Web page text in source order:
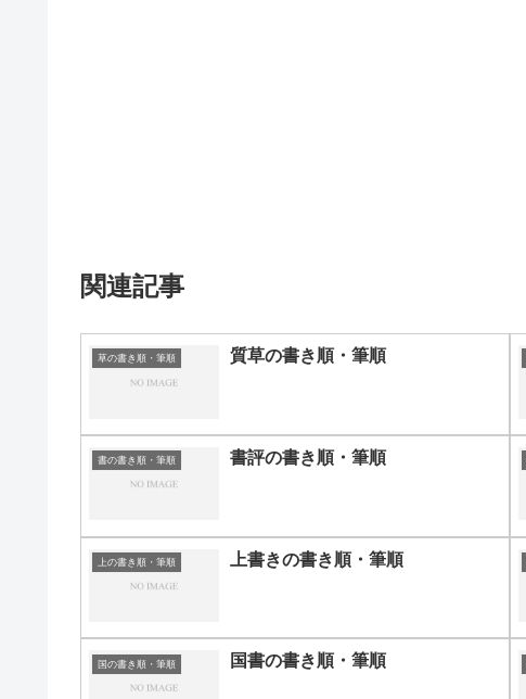
関連記事
草の書き順・筆順 質草の書き順・筆順
書の書き順・筆順 書評の書き順・筆順
上の書き順・筆順 上書きの書き順・筆順
国の書き順・筆順 国書の書き順・筆順